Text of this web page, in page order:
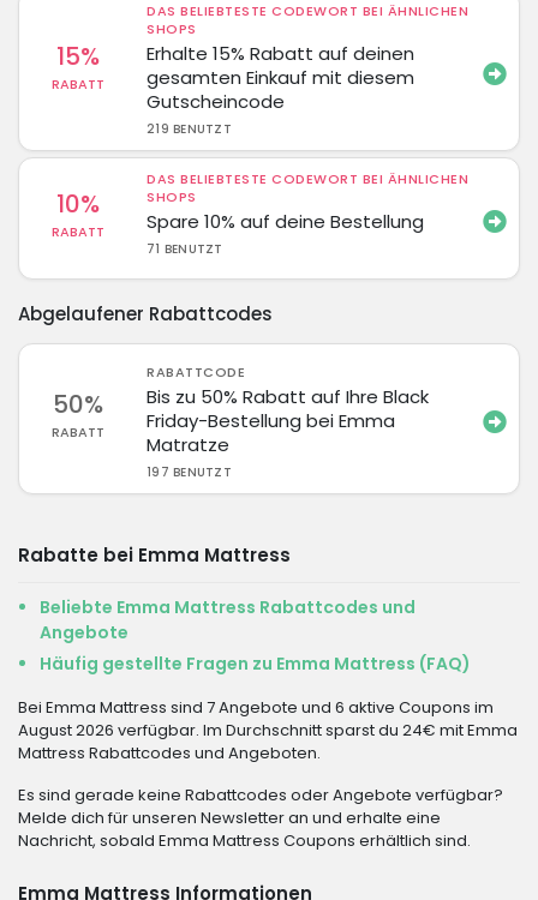
15%
RABATT
DAS BELIEBTESTE CODEWORT BEI ÄHNLICHEN
SHOPS
Erhalte 15% Rabatt auf deinen
gesamten Einkauf mit diesem
Gutscheincode
219 BENUTZT
10%
RABATT
DAS BELIEBTESTE CODEWORT BEI ÄHNLICHEN
SHOPS
Spare 10% auf deine Bestellung
71 BENUTZT
Abgelaufener Rabattcodes
50%
RABATT
RABATTCODE
Bis zu 50% Rabatt auf Ihre Black
Friday-Bestellung bei Emma
Matratze
197 BENUTZT
Rabatte bei Emma Mattress
Beliebte Emma Mattress Rabattcodes und
Angebote
Häufig gestellte Fragen zu Emma Mattress (FAQ)
Bei Emma Mattress sind 7 Angebote und 6 aktive Coupons im
August 2026 verfügbar. Im Durchschnitt sparst du 24€ mit Emma
Mattress Rabattcodes und Angeboten.
Es sind gerade keine Rabattcodes oder Angebote verfügbar?
Melde dich für unseren Newsletter an und erhalte eine
Nachricht, sobald Emma Mattress Coupons erhältlich sind.
Emma Mattress Informationen